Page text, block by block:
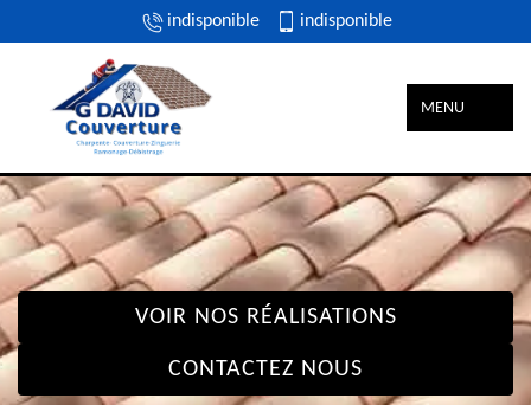
indisponible indisponible
MENU
VOIR NOS RÉALISATIONS
CONTACTEZ NOUS